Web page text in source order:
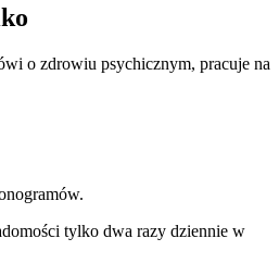
o zdrowiu psychicznym, pracuje na
tylko dwa razy dziennie w